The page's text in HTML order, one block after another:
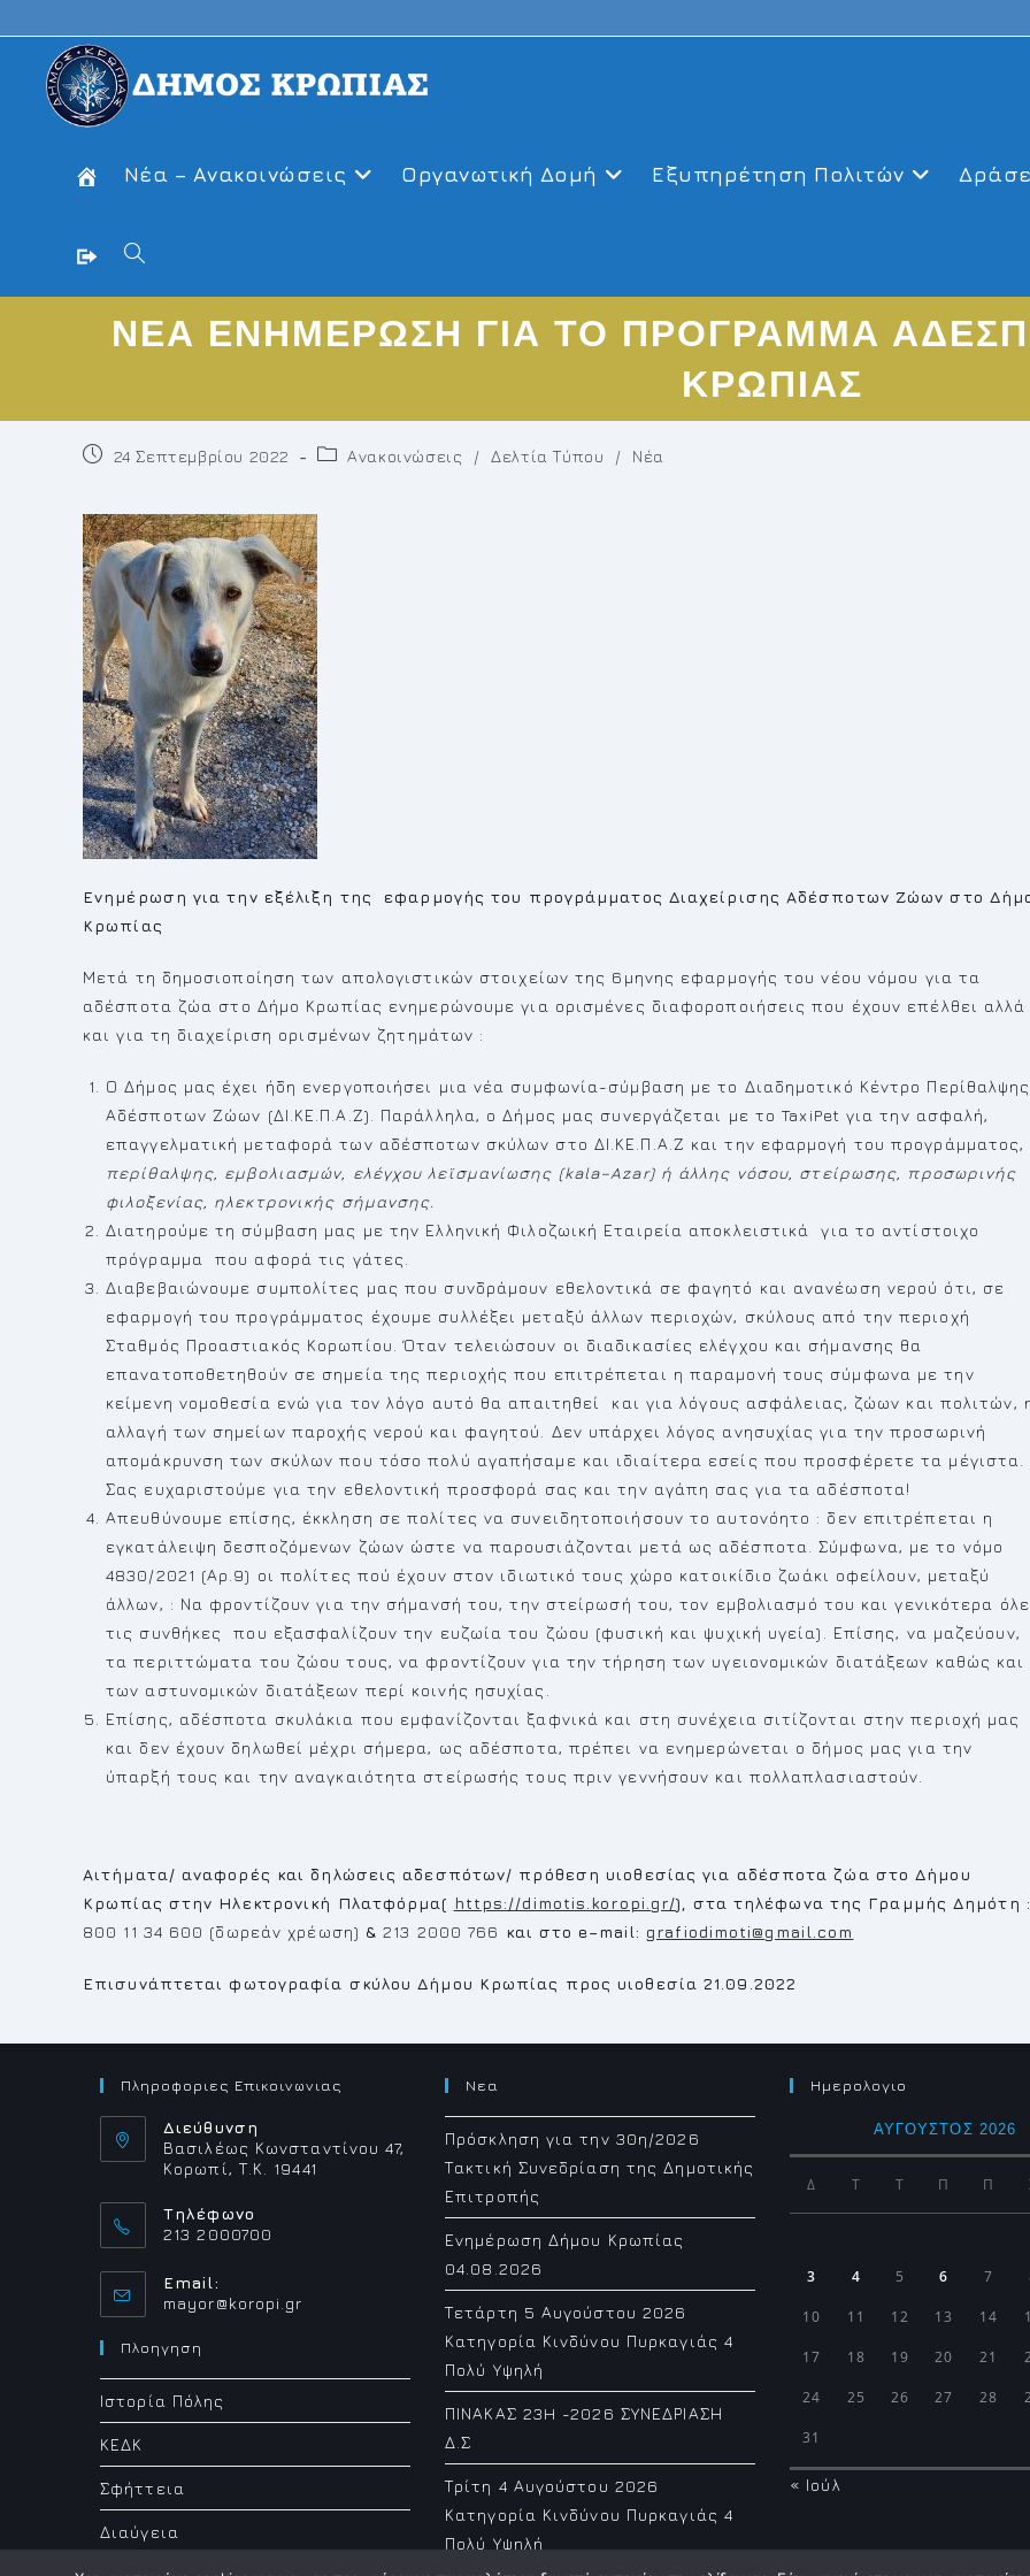
to
content
Νέα – Ανακοινώσεις Οργανωτική Δομή Εξυπηρέτηση Πολιτών
Toggle
website
ΝΕΑ ΕΝΗΜΕΡΩΣΗ ΓΙΑ ΤΟ ΠΡΟΓΡΑΜΜΑ
ΚΡΩΠΙΑΣ
Post24 Σεπτεμβρίου 2022
PostΑνακοινώσεις / Δελτία Τύπου / Νέα
Ενημέρωση για την εξέλιξη της εφαρμογής του προγράμματος Διαχείρισης Αδέσποτων Ζώων στο
Κρωπίας
Μετά τη δημοσιοποίηση των απολογιστικών στοιχείων της 6μηνης εφαρμογής του νέου νόμου για τα
αδέσποτα ζώα στο Δήμο Κρωπίας ενημερώνουμε για ορισμένες διαφοροποιήσεις που έχουν επέλθει αλλά
και για τη διαχείριση ορισμένων ζητημάτων :
Ο Δήμος μας έχει ήδη ενεργοποιήσει μια νέα συμφωνία-σύμβαση με το Διαδημοτικό Κέντρο Περίθαλψης
Αδέσποτων Ζώων (ΔΙ.ΚΕ.Π.Α.Ζ). Παράλληλα, ο Δήμος μας συνεργάζεται με το TaxiPet για την ασφαλή,
επαγγελματική μεταφορά των αδέσποτων σκύλων στο ΔΙ.ΚΕ.Π.Α.Ζ και την εφαρμογή του προγράμματος,
περίθαλψης, εμβολιασμών, ελέγχου λεϊσμανίωσης (kala–Azar) ή άλλης νόσου, στείρωσης, προσωρινής
φιλοξενίας, ηλεκτρονικής σήμανσης.
Διατηρούμε τη σύμβαση μας με την Ελληνική Φιλοζωική Εταιρεία αποκλειστικά για το αντίστοιχο
πρόγραμμα που αφορά τις γάτες.
Διαβεβαιώνουμε συμπολίτες μας που συνδράμουν εθελοντικά σε φαγητό και ανανέωση νερού ότι, σε
εφαρμογή του προγράμματος έχουμε συλλέξει μεταξύ άλλων περιοχών, σκύλους από την περιοχή
Σταθμός Προαστιακός Κορωπίου. Όταν τελειώσουν οι διαδικασίες ελέγχου και σήμανσης θα
επανατοποθετηθούν σε σημεία της περιοχής που επιτρέπεται η παραμονή τους σύμφωνα με την
κείμενη νομοθεσία ενώ για τον λόγο αυτό θα απαιτηθεί και για λόγους ασφάλειας, ζώων και πολιτών,
αλλαγή των σημείων παροχής νερού και φαγητού. Δεν υπάρχει λόγος ανησυχίας για την προσωρινή
απομάκρυνση των σκύλων που τόσο πολύ αγαπήσαμε και ιδιαίτερα εσείς που προσφέρετε τα μέγιστα.
Σας ευχαριστούμε για την εθελοντική προσφορά σας και την αγάπη σας για τα αδέσποτα!
Απευθύνουμε επίσης, έκκληση σε πολίτες να συνειδητοποιήσουν το αυτονόητο : δεν επιτρέπεται η
εγκατάλειψη δεσποζόμενων ζώων ώστε να παρουσιάζονται μετά ως αδέσποτα. Σύμφωνα, με το νόμο
4830/2021 (Αρ.9) οι πολίτες πού έχουν στον ιδιωτικό τους χώρο κατοικίδιο ζωάκι οφείλουν, μεταξύ
άλλων, : Να φροντίζουν για την σήμανσή του, την στείρωσή του, τον εμβολιασμό του και γενικότερα
τις συνθήκες που εξασφαλίζουν την ευζωία του ζώου (φυσική και ψυχική υγεία). Επίσης, να μαζεύουν,
τα περιττώματα του ζώου τους, να φροντίζουν για την τήρηση των υγειονομικών διατάξεων καθώς και
των αστυνομικών διατάξεων περί κοινής ησυχίας.
Επίσης, αδέσποτα σκυλάκια που εμφανίζονται ξαφνικά και στη συνέχεια σιτίζονται στην περιοχή μας
και δεν έχουν δηλωθεί μέχρι σήμερα, ως αδέσποτα, πρέπει να ενημερώνεται ο δήμος μας για την
ύπαρξή τους και την αναγκαιότητα στείρωσής τους πριν γεννήσουν και πολλαπλασιαστούν.
Αιτήματα/ αναφορές και δηλώσεις αδεσπότων/ πρόθεση υιοθεσίας για αδέσποτα ζώα στο Δήμου
Κρωπίας στην Ηλεκτρονική Πλατφόρμα( https://dimotis.koropi.gr/), στα τηλέφωνα της Γραμμής Δημότη :
800 11 34 600 (δωρεάν χρέωση) &213 2000 766 και στοe–mail : grafiodimoti@gmail.com
Eπισυνάπτεται φωτογραφία σκύλου Δήμου Κρωπίας προς υιοθεσία 21.09.2022
Πληροφοριες Επικοινωνιας
Διεύθυνση
Βασιλέως Κωνσταντίνου 47,
Κορωπί, Τ.Κ. 19441
Τηλέφωνο
213 2000700
Email:
mayor@koropi.gr
Πλοηγηση
Ιστορία Πόλης
ΚΕΔΚ
Σφήττεια
Διαύγεια
Νεα
Πρόσκληση για την 30η/2026
Τακτική Συνεδρίαση της Δημοτικής
Επιτροπής
Ενημέρωση Δήμου Κρωπίας
04.08.2026
Τετάρτη 5 Αυγούστου 2026
Κατηγορία Κινδύνου Πυρκαγιάς 4
Πολύ Υψηλή
ΠΙΝΑΚΑΣ 23H -2026 ΣΥΝΕΔΡΙΑΣΗ
Δ.Σ
Τρίτη 4 Αυγούστου 2026
Κατηγορία Κινδύνου Πυρκαγιάς 4
Πολύ Υψηλή
Ημερολογιο
ΑΎΓΟΥΣΤΟΣ 2026
Δ Τ Τ Π Π
3 4 5 6 7
10 11 12 13 14
17 18 19 20 21
24 25 26 27 28
31
« Ιούλ